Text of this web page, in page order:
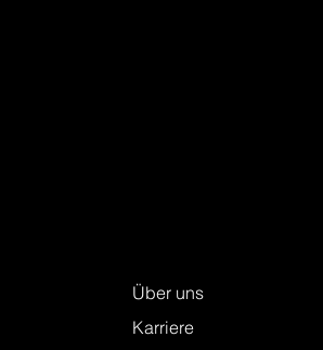
Über uns
Keller + Steiner AG